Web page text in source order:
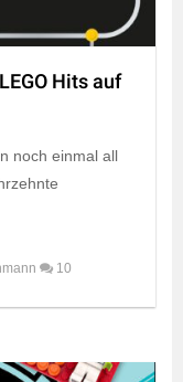
Hits auf
noch einmal all
10